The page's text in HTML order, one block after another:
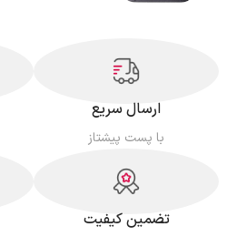
ارسال سریع
با پست پیشتاز
تضمین کیفیت